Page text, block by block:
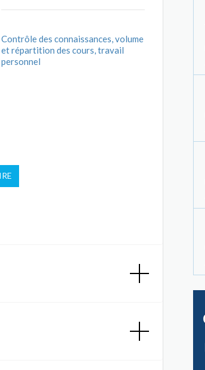
Contrôle des connaissances, volume
et répartition des cours, travail
personnel